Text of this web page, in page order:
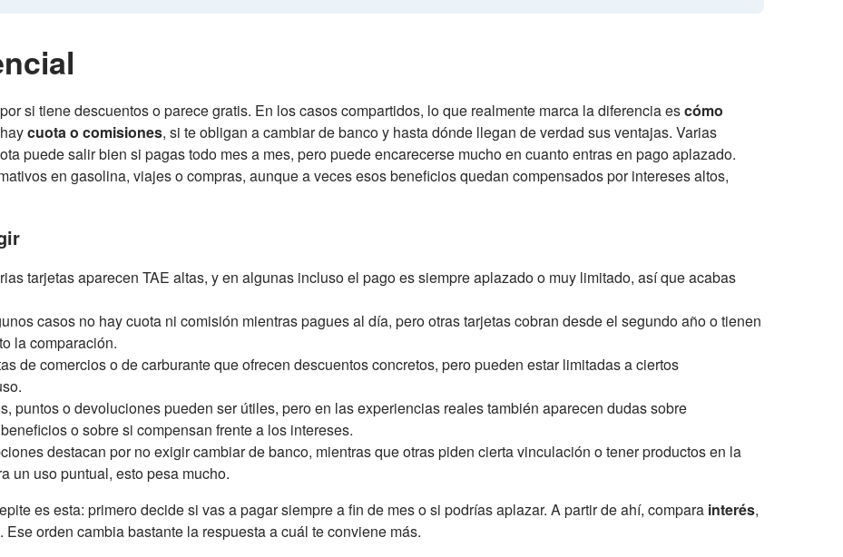
si tiene descuentos o parece gratis. En los casos compartidos, lo que realmente marca la diferencia escómo
cuota o comisiones, si te obligan a cambiar de banco y hasta dónde llegan de verdad sus ventajas. Varias
puede salir bien si pagas todo mes a mes, pero puede encarecerse mucho en cuanto entras en pago aplazado.
en gasolina, viajes o compras, aunque a veces esos beneficios quedan compensados por intereses altos,
tarjetas aparecen TAE altas, y en algunas incluso el pago es siempre aplazado o muy limitado, así que acabas
casos no hay cuota ni comisión mientras pagues al día, pero otras tarjetas cobran desde el segundo año o tienen
la comparación.
de comercios o de carburante que ofrecen descuentos concretos, pero pueden estar limitadas a ciertos
puntos o devoluciones pueden ser útiles, pero en las experiencias reales también aparecen dudas sobre
o sobre si compensan frente a los intereses.
destacan por no exigir cambiar de banco, mientras que otras piden cierta vinculación o tener productos en la
un uso puntual, esto pesa mucho.
es esta: primero decide si vas a pagar siempre a fin de mes o si podrías aplazar. A partir de ahí, compara interés,
. Ese orden cambia bastante la respuesta a cuál te conviene más.